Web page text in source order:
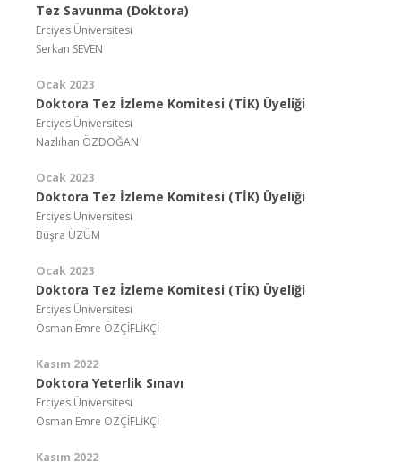
Tez Savunma (Doktora)
Erciyes Üniversitesi
Serkan SEVEN
Ocak 2023
Doktora Tez İzleme Komitesi (TİK) Üyeliği
Erciyes Üniversitesi
Nazlıhan ÖZDOĞAN
Ocak 2023
Doktora Tez İzleme Komitesi (TİK) Üyeliği
Erciyes Üniversitesi
Büşra ÜZÜM
Ocak 2023
Doktora Tez İzleme Komitesi (TİK) Üyeliği
Erciyes Üniversitesi
Osman Emre ÖZÇİFLİKÇİ
Kasım 2022
Doktora Yeterlik Sınavı
Erciyes Üniversitesi
Osman Emre ÖZÇİFLİKÇİ
Kasım 2022